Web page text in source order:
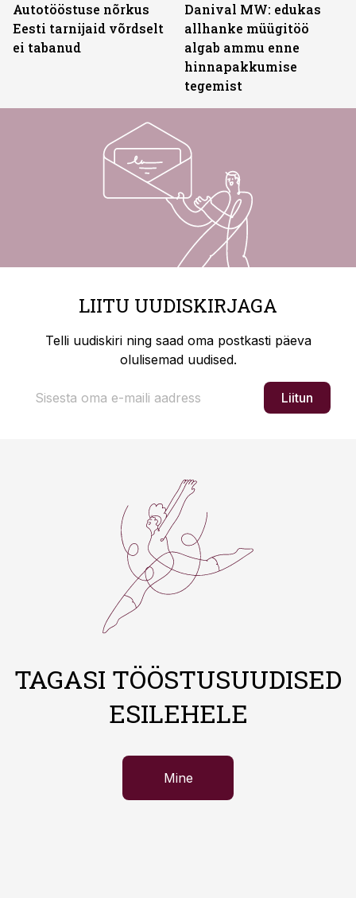
Autotööstuse nõrkus
Eesti tarnijaid võrdselt
ei tabanud
Danival MW: edukas
allhanke müügitöö
algab ammu enne
hinnapakkumise
tegemist
LIITU UUDISKIRJAGA
Telli uudiskiri ning saad oma postkasti päeva
olulisemad uudised.
Liitun
TAGASI TÖÖSTUSUUDISED
ESILEHELE
Mine